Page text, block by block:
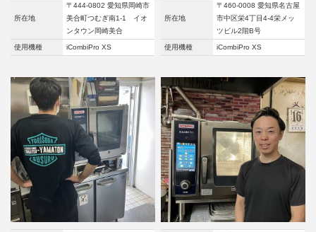
所在地
〒444-0802 愛知県岡崎市
美合町つむぎ南1-1 イオ
ンタウン岡崎美合
使用機種 iCombiPro XS
所在地
〒460-0008 愛知県名古屋
市中区栄4丁目4-4栄メッ
ツビル2階B号
使用機種 iCombiPro XS